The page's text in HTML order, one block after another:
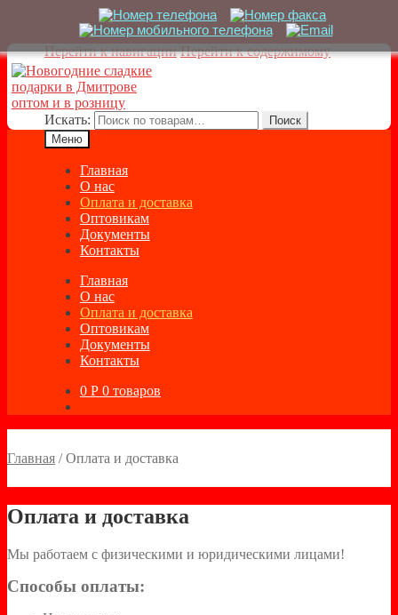
Перейти к навигации Перейти к содержимому
Искать:
Поиск
Меню
Главная
О нас
Оплата и доставка
Оптовикам
Документы
Контакты
Главная
О нас
Оплата и доставка
Оптовикам
Документы
Контакты
0 Р 0 товаров
Главная /Оплата и доставка
Оплата и доставка
Мы работаем с физическими и юридическими лицами!
Способы оплаты: